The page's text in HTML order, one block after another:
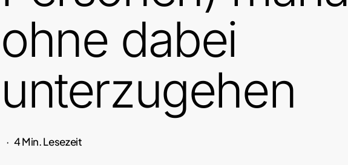
ohne dabei
unterzugehen
4 Min. Lesezeit